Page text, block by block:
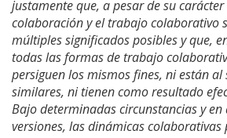
justamente que, a pesar de su
colaboración y el trabajo colaborativo
múltiples significados posibles y que,
todas las formas de trabajo
persiguen los mismos fines, ni están al
similares, ni tienen como resultado
Bajo determinadas circunstancias y en
versiones, las dinámicas colaborativas